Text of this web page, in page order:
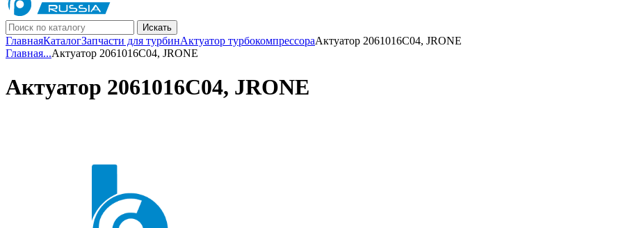
Искать
ГлавнаяКаталогЗапчасти для турбинАктуатор турбокомпрессораАктуатор 2061016C04, JRONE
Главная...Актуатор 2061016C04, JRONE
Актуатор 2061016C04, JRONE